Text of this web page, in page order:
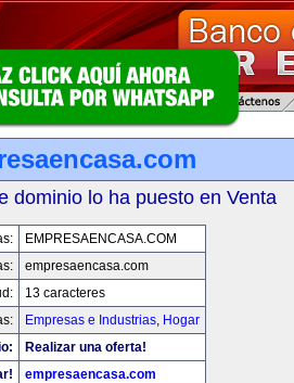
dominio lo ha puesto en Venta
EMPRESAENCASA.COM
empresaencasa.com
13 caracteres
Empresas e Industrias, Hogar
Realizar una oferta!
empresaencasa.com